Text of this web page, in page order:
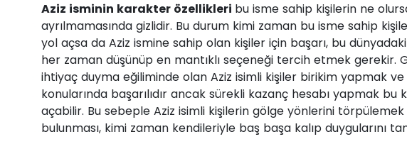
Aziz isminin karakter özellikleri bu isme sahip kişilerin ne
ayrılmamasında gizlidir. Bu durum kimi zaman bu isme sahip
yol açsa da Aziz ismine sahip olan kişiler için başarı, bu
her zaman düşünüp en mantıklı seçeneği tercih etmek gerekir.
ihtiyaç duyma eğiliminde olan Aziz isimli kişiler birikim yapmak
konularında başarılıdır ancak sürekli kazanç hesabı yapmak bu
açabilir. Bu sebeple Aziz isimli kişilerin gölge yönlerini törpülemek
bulunması, kimi zaman kendileriyle baş başa kalıp duygularını